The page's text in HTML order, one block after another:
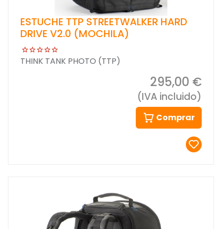
ESTUCHE TTP STREETWALKER HARD
DRIVE V2.0 (MOCHILA)
THINK TANK PHOTO (TTP)
295,00 €
(IVA incluido)
Comprar